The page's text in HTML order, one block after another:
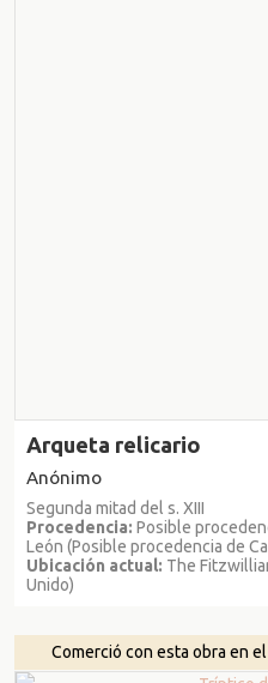
Arqueta relicario
Anónimo
Segunda mitad del s. XIII
Procedencia: Posible
León (Posible procedencia de
Ubicación actual: The
Unido)
Comerció con esta obra en